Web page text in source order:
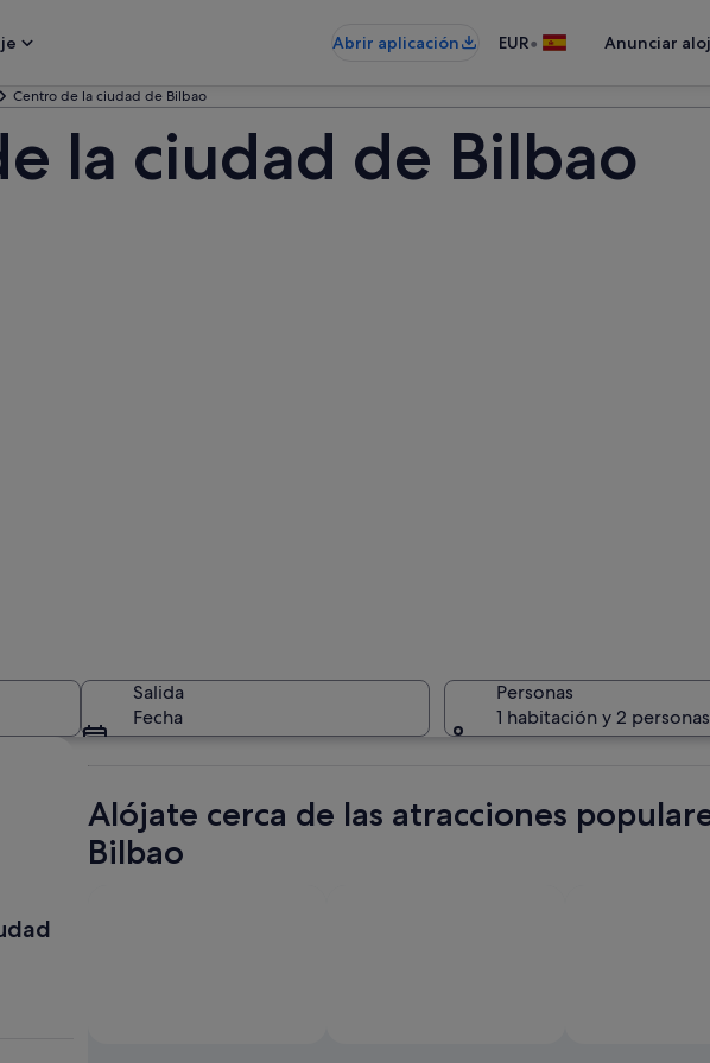
Abrir aplicación EUR• Anunciar
Centro de la ciudad de Bilbao
la ciudad de Bilbao
Interior
Salida
Fecha
Personas
1 habitación y 2 personas
Alójate cerca de las atracciones
Bilbao